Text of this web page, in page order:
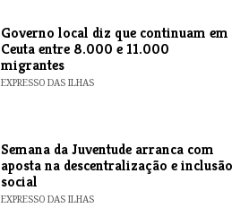
​Governo local diz que continuam em
Ceuta entre 8.000 e 11.000
migrantes
EXPRESSO DAS ILHAS
Semana da Juventude arranca com
aposta na descentralização e inclusão
social
EXPRESSO DAS ILHAS